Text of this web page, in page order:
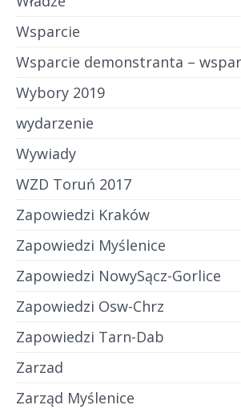
Wsparcie
Wsparcie demonstranta –
Wybory 2019
wydarzenie
Wywiady
WZD Toruń 2017
Zapowiedzi Kraków
Zapowiedzi Myślenice
Zapowiedzi NowySącz-Gorlice
Zapowiedzi Osw-Chrz
Zapowiedzi Tarn-Dab
Zarzad
Zarząd Myślenice